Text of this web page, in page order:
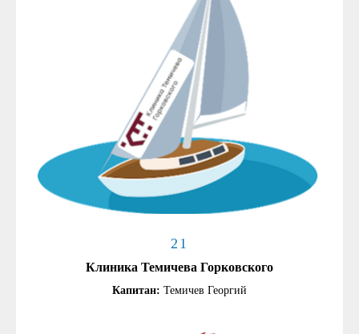
21
Клиника Темичева Горковского
Капитан: Темичев Георгий